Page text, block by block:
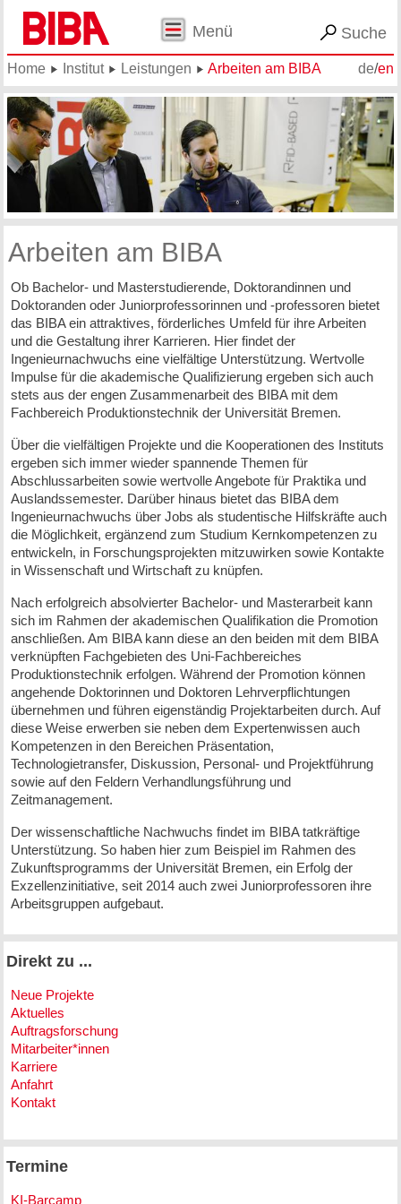
Menü Suche
de/en
Home Institut Leistungen Arbeiten am BIBA
Arbeiten am BIBA
Ob Bachelor- und Masterstudierende, Doktorandinnen und
Doktoranden oder Juniorprofessorinnen und -professoren bietet
das BIBA ein attraktives, förderliches Umfeld für ihre Arbeiten
und die Gestaltung ihrer Karrieren. Hier findet der
Ingenieurnachwuchs eine vielfältige Unterstützung. Wertvolle
Impulse für die akademische Qualifizierung ergeben sich auch
stets aus der engen Zusammenarbeit des BIBA mit dem
Fachbereich Produktionstechnik der Universität Bremen.
Über die vielfältigen Projekte und die Kooperationen des Instituts
ergeben sich immer wieder spannende Themen für
Abschlussarbeiten sowie wertvolle Angebote für Praktika und
Auslandssemester. Darüber hinaus bietet das BIBA dem
Ingenieurnachwuchs über Jobs als studentische Hilfskräfte auch
die Möglichkeit, ergänzend zum Studium Kernkompetenzen zu
entwickeln, in Forschungsprojekten mitzuwirken sowie Kontakte
in Wissenschaft und Wirtschaft zu knüpfen.
Nach erfolgreich absolvierter Bachelor- und Masterarbeit kann
sich im Rahmen der akademischen Qualifikation die Promotion
anschließen. Am BIBA kann diese an den beiden mit dem BIBA
verknüpften Fachgebieten des Uni-Fachbereiches
Produktionstechnik erfolgen. Während der Promotion können
angehende Doktorinnen und Doktoren Lehrverpflichtungen
übernehmen und führen eigenständig Projektarbeiten durch. Auf
diese Weise erwerben sie neben dem Expertenwissen auch
Kompetenzen in den Bereichen Präsentation,
Technologietransfer, Diskussion, Personal- und Projektführung
sowie auf den Feldern Verhandlungsführung und
Zeitmanagement.
Der wissenschaftliche Nachwuchs findet im BIBA tatkräftige
Unterstützung. So haben hier zum Beispiel im Rahmen des
Zukunftsprogramms der Universität Bremen, ein Erfolg der
Exzellenzinitiative, seit 2014 auch zwei Juniorprofessoren ihre
Arbeitsgruppen aufgebaut.
Direkt zu ...
Neue Projekte
Aktuelles
Auftragsforschung
Mitarbeiter*innen
Karriere
Anfahrt
Kontakt
Termine
KI-Barcamp